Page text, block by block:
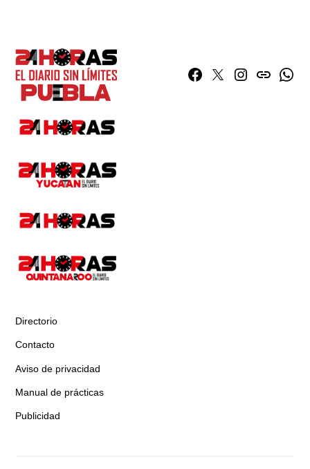
Facebook
TwitterInstagram
issuu
Directorio
Contacto
Aviso de privacidad
Manual de prácticas
Publicidad